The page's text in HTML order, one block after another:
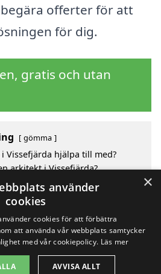
offerter för att
för dig.
gratis och utan
gömma
Vissefjärda hjälpa till med?
arkitekt i Vissefjärda?
arkitekt i Vissefjärda
arkitekt i de omgivande städerna
2026 - Pilanto Aps
×
använder
cookies
cookies för att förbättra
att använda vår webbplats samtycker
med vår cookiepolicy. Läs mer
AVVISA ALLT